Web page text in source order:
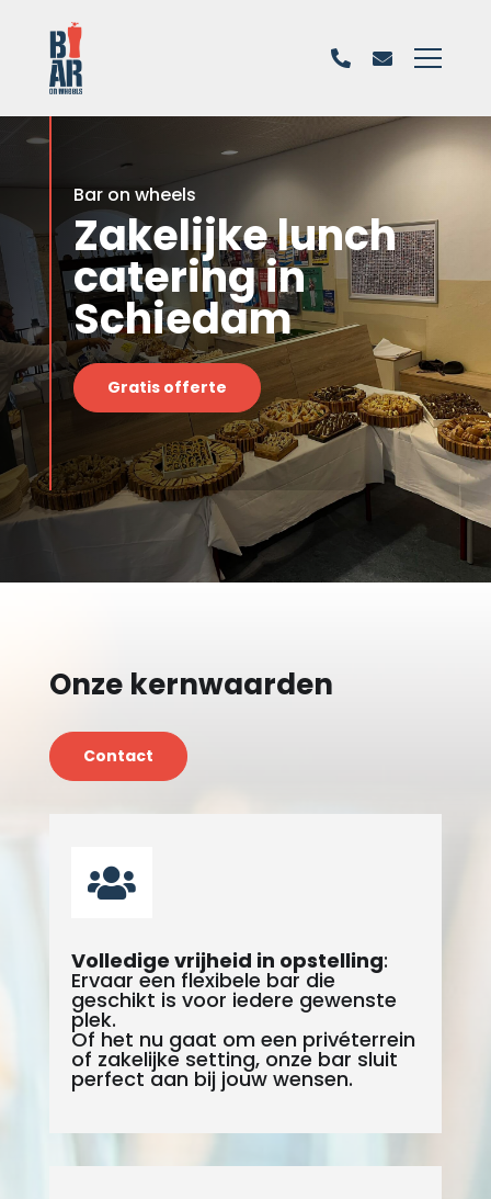
Bar on wheels
Zakelijke lunch
catering in
Schiedam
Gratis offerte
Onze kernwaarden
Contact

Volledige vrijheid in opstelling:
Ervaar een flexibele bar die
geschikt is voor iedere gewenste
plek.
Of het nu gaat om een privéterrein
of zakelijke setting, onze bar sluit
perfect aan bij jouw wensen.